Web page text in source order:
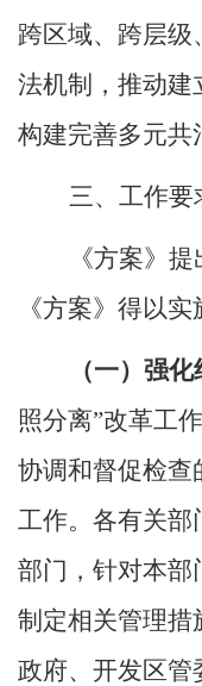
跨区域、跨层级
法机制，推动建
构建完善多元共
三、 工作要
《方案》
《方案》得以实
（一）强化
照分离”改革工
协调和督促检查
工作。各有关部
部门，针对本部
制定相关管理措
政府、开发区管